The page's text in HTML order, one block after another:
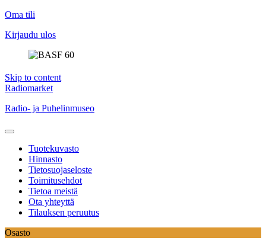
Oma tili
Kirjaudu ulos
Skip to content
Radiomarket
Radio- ja Puhelinmuseo
Tuotekuvasto
Hinnasto
Tietosuojaseloste
Toimitusehdot
Tietoa meistä
Ota yhteyttä
Tilauksen peruutus
Osasto